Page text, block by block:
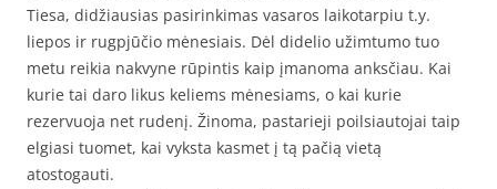
Tiesa, didžiausias pasirinkimas vasaros laikotarpiu t.y.
liepos ir rugpjūčio mėnesiais. Dėl didelio užimtumo tuo
metu reikia nakvyne rūpintis kaip įmanoma anksčiau. Kai
kurie tai daro likus keliems mėnesiams, o kai kurie
rezervuoja net rudenį. Žinoma, pastarieji poilsiautojai taip
elgiasi tuomet, kai vyksta kasmet į tą pačią vietą
atostogauti.